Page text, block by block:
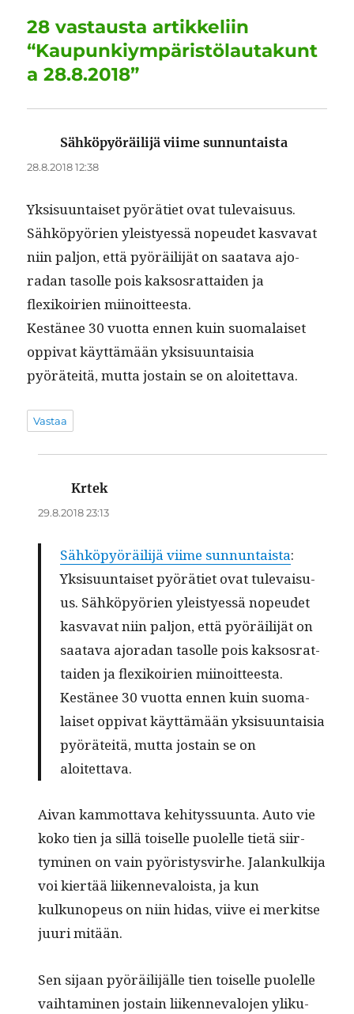
o
k
n p m
28 vastausta artikkeliin
“Kaupunkiympäristölautakunt
a 28.8.2018”
Sähköpyöräilijä viime sunnuntaista
28.8.2018 12:38
Yksisu­un­taiset pyöräti­et ovat tule­vaisu­us.
Sähköpyörien yleistyessä nopeudet kas­va­vat
niin paljon, että pyöräil­i­jät on saata­va ajo­
radan tasolle pois kak­sos­rat­taiden ja
flexikoirien miinoitteesta.
Kestänee 30 vuot­ta ennen kuin suo­ma­laiset
oppi­vat käyt­tämään yksisu­un­taisia
pyöräteitä, mut­ta jostain se on aloitettava.
Vastaa
Krtek
29.8.2018 23:13
Sähköpyöräil­i­jä viime sun­nun­taista:
Yksisu­un­taiset pyöräti­et ovat tule­vaisu­
us. Sähköpyörien yleistyessä nopeudet
kas­va­vat niin paljon, että pyöräil­i­jät on
saata­va ajo­radan tasolle pois kak­sos­rat­
taiden ja flexikoirien miinoitteesta.
Kestänee 30 vuot­ta ennen kuin suo­ma­
laiset oppi­vat käyt­tämään yksisu­un­taisia
pyöräteitä, mut­ta jostain se on
aloitettava.
Aivan kam­mot­ta­va kehi­tys­su­un­ta. Auto vie
koko tien ja sil­lä toiselle puolelle tietä siir­
tymi­nen on vain pyöristysvirhe. Jalankulk­i­ja
voi kiertää liiken­neval­oista, ja kun
kulkunopeus on niin hidas, viive ei merk­itse
juuri mitään.
Sen sijaan pyöräil­i­jälle tien toiselle puolelle
vai­h­t­a­mi­nen jostain liiken­neval­o­jen yliku­